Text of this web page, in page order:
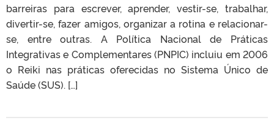
barreiras para escrever, aprender, vestir-se, trabalhar,
divertir-se, fazer amigos, organizar a rotina e relacionar-
se, entre outras. A Política Nacional de Práticas
Integrativas e Complementares (PNPIC) incluiu em 2006
o Reiki nas práticas oferecidas no Sistema Único de
Saúde (SUS). […]